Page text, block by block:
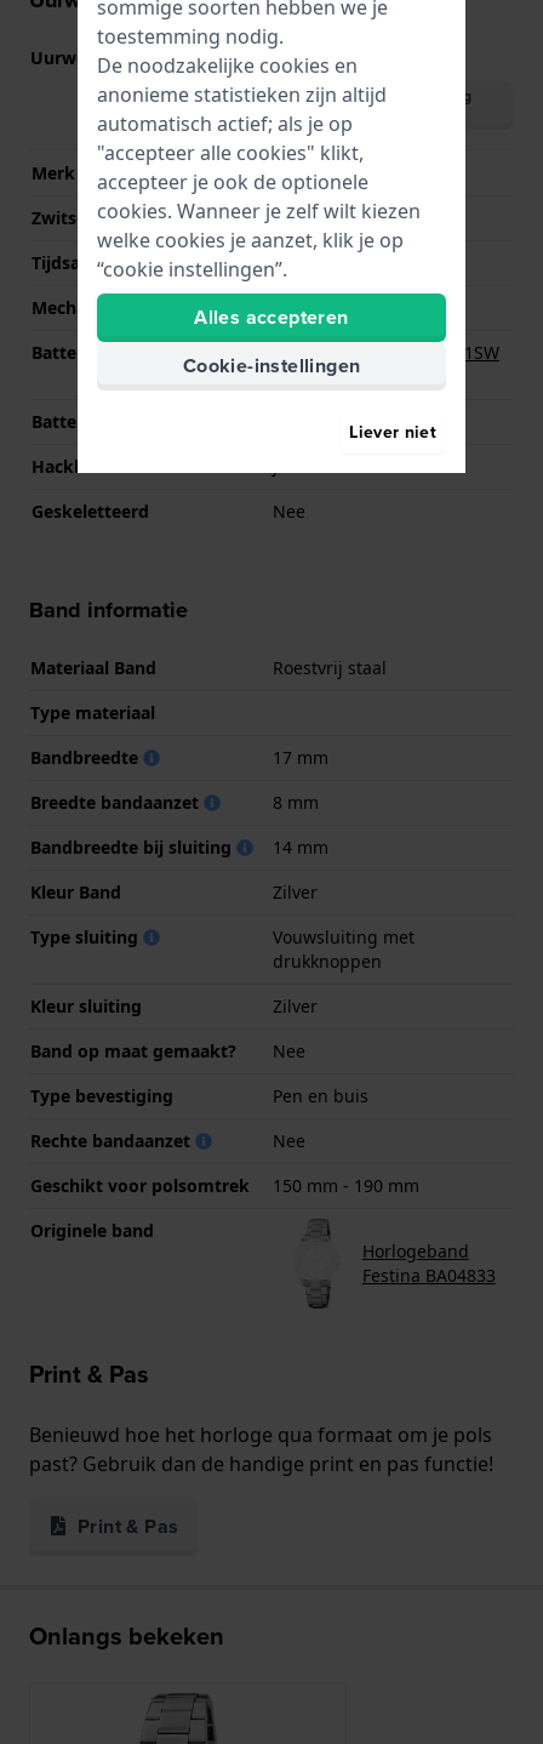
Uurwerk nr. GM15( Bekijk specificaties
Download handleiding
Merk uurwerk
Miyota
Zwitsers uurwerk
Nee
Tijdsaanduiding
Analoog
Mechanisme
Quartz
Batterij
Renata R364 364 / SR621SW
Batterij
Batterijduur
60 Maanden
Hackbaar
Geskeletteerd
Nee
Band informatie
Materiaal Band
Roestvrij staal
Type materiaal
Bandbreedte
17 mm
Breedte bandaanzet
8 mm
Bandbreedte bij sluiting
14 mm
Kleur Band
Zilver
Type sluiting
Vouwsluiting met
drukknoppen
Kleur sluiting
Zilver
Band op maat gemaakt?
Nee
Type bevestiging
Pen en buis
Rechte bandaanzet
Nee
Geschikt voor polsomtrek
150 mm - 190 mm
Originele band
Horlogeband
Festina BA04833
Print & Pas
Benieuwd hoe het horloge qua formaat om je pols
past? Gebruik dan de handige print en pas functie!
Print & Pas
Onlangs bekeken
sommige soorten hebben we je
toestemming nodig.
De noodzakelijke cookies en
anonieme statistieken zijn altijd
automatisch actief; als je op
"accepteer alle cookies" klikt,
accepteer je ook de optionele
cookies. Wanneer je zelf wilt kiezen
welke cookies je aanzet, klik je op
“cookie instellingen”.
Alles accepteren
Cookie-instellingen
Liever niet